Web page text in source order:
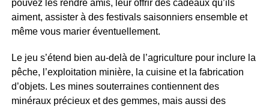
pouvez les rendre amis, leur offrir des cadeaux qu’ils
aiment, assister à des festivals saisonniers ensemble et
même vous marier éventuellement.
Le jeu s’étend bien au-delà de l’agriculture pour inclure la
pêche, l’exploitation minière, la cuisine et la fabrication
d’objets. Les mines souterraines contiennent des
minéraux précieux et des gemmes, mais aussi des